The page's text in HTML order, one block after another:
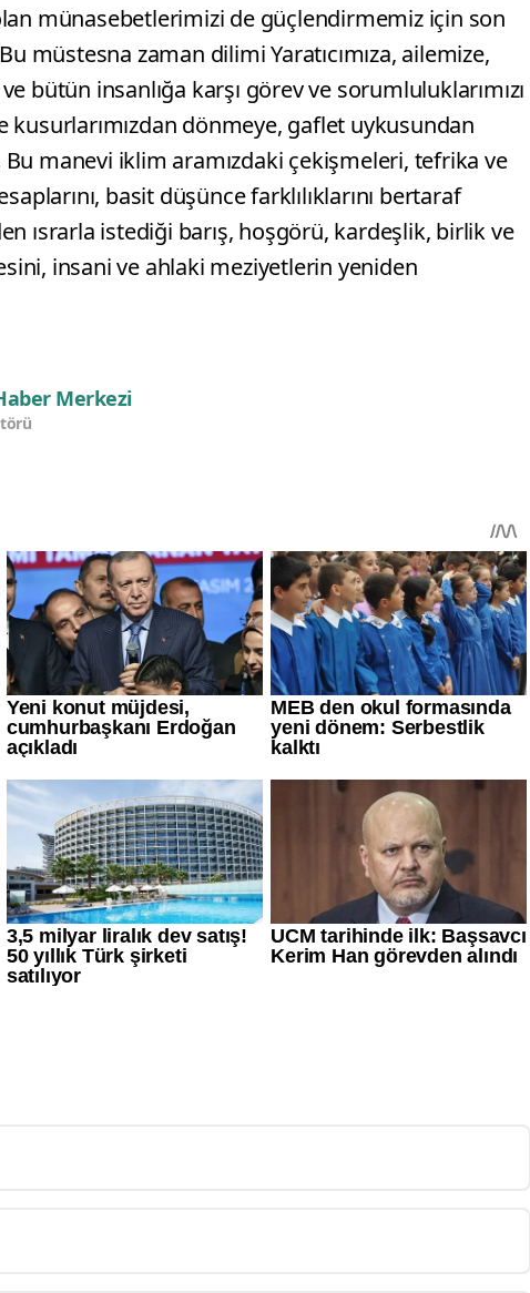
münasebetlerimizi de güçlendirmemiz için son
müstesna zaman dilimi Yaratıcımıza, ailemize,
bütün insanlığa karşı görev ve sorumluluklarımızı
kusurlarımızdan dönmeye, gaflet uykusundan
Bu manevi iklim aramızdaki çekişmeleri, tefrika ve
basit düşünce farklılıklarını bertaraf
ısrarla istediği barış, hoşgörü, kardeşlik, birlik ve
insani ve ahlaki meziyetlerin yeniden
Merkezi